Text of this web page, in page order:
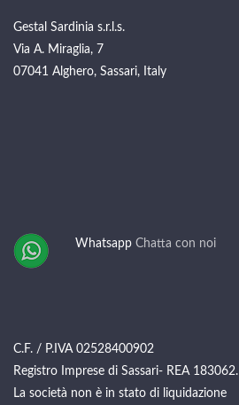
Gestal Sardinia s.r.l.s.
Via A. Miraglia, 7
07041 Alghero, Sassari, Italy
Whatsapp Chatta con noi
C.F. / P.IVA 02528400902
Registro Imprese di Sassari- REA 183062.
La società non è in stato di liquidazione